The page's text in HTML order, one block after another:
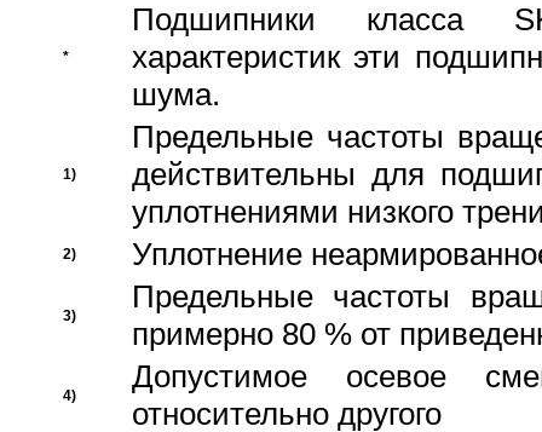
*
Подшипники класса
характеристик эти
шума.
1)
Предельные частоты
действительны для
уплотнениями низкого
2) Уплотнение
3)
Предельные частоты
примерно 80 % от
4)
Допустимое осевое
относительно другого